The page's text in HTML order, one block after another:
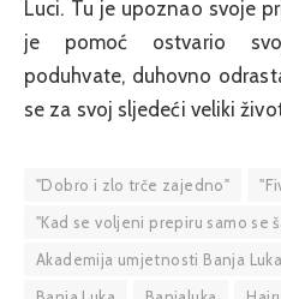
Luci. Tu je upoznao svoje
je pomoć ostvario
poduhvate, duhovno
se za svoj sljedeći veliki
"Dobro i zlo trče zajedno"
"Kad se voljeni prepiru samo se
Akademija umjetnosti Banja Luka